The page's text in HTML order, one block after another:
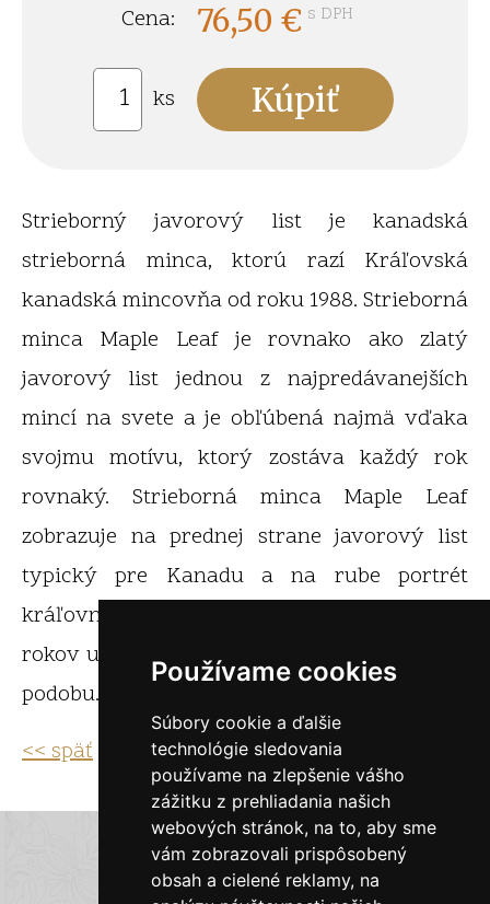
Používame cookies
Súbory cookie a ďalšie
technológie sledovania
používame na zlepšenie vášho
zážitku z prehliadania našich
webových stránok, na to, aby sme
vám zobrazovali prispôsobený
obsah a cielené reklamy, na
Cena: 76,50 € s DPH
ks
Strieborný javorový list je kanadská
strieborná minca, ktorú razí Kráľovská
kanadská mincovňa od roku 1988. Strieborná
minca Maple Leaf je rovnako ako zlatý
javorový list jednou z najpredávanejších
mincí na svete a je obľúbená najmä vďaka
svojmu motívu, ktorý zostáva každý rok
rovnaký. Strieborná minca Maple Leaf
zobrazuje na prednej strane javorový list
typický pre Kanadu a na rube portrét
kráľovnej Alžbety II., ktorý je každých pár
rokov upravovaný tak, aby odrážal aktuálnu
podobu.
<< späť
E-shop Zlatky.sk